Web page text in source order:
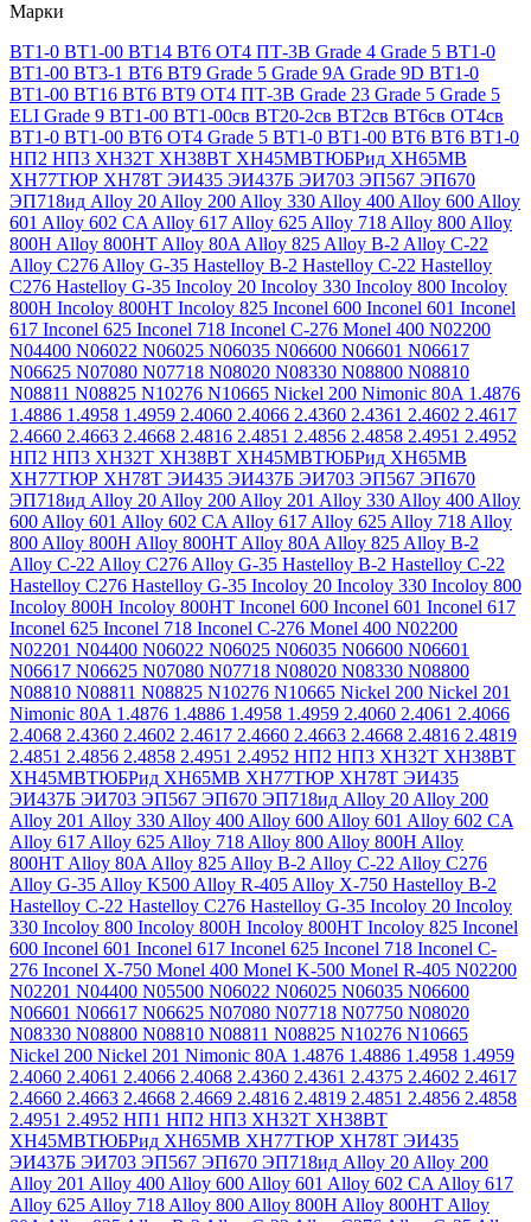
Марки
ВТ1-0 ВТ1-00 ВТ14 ВТ6 ОТ4 ПТ-3В Grade 4 Grade 5 ВТ1-0
ВТ1-00 ВТ3-1 ВТ6 ВТ9 Grade 5 Grade 9A Grade 9D ВТ1-0
ВТ1-00 ВТ16 ВТ6 ВТ9 ОТ4 ПТ-3В Grade 23 Grade 5 Grade 5
ELI Grade 9 ВТ1-00 ВТ1-00св ВТ20-2св ВТ2св ВТ6св ОТ4св
ВТ1-0 ВТ1-00 ВТ6 ОТ4 Grade 5 ВТ1-0 ВТ1-00 ВТ6 ВТ6 ВТ1-0
НП2 НП3 ХН32Т ХН38ВТ ХН45МВТЮБРид ХН65МВ
ХН77ТЮР ХН78Т ЭИ435 ЭИ437Б ЭИ703 ЭП567 ЭП670
ЭП718ид Alloy 20 Alloy 200 Alloy 330 Alloy 400 Alloy 600 Alloy
601 Alloy 602 CA Alloy 617 Alloy 625 Alloy 718 Alloy 800 Alloy
800H Alloy 800HT Alloy 80A Alloy 825 Alloy B-2 Alloy C-22
Alloy C276 Alloy G-35 Hastelloy B-2 Hastelloy C-22 Hastelloy
C276 Hastelloy G-35 Incoloy 20 Incoloy 330 Incoloy 800 Incoloy
800H Incoloy 800HT Incoloy 825 Inconel 600 Inconel 601 Inconel
617 Inconel 625 Inconel 718 Inconel C-276 Monel 400 N02200
N04400 N06022 N06025 N06035 N06600 N06601 N06617
N06625 N07080 N07718 N08020 N08330 N08800 N08810
N08811 N08825 N10276 N10665 Nickel 200 Nimonic 80A 1.4876
1.4886 1.4958 1.4959 2.4060 2.4066 2.4360 2.4361 2.4602 2.4617
2.4660 2.4663 2.4668 2.4816 2.4851 2.4856 2.4858 2.4951 2.4952
НП2 НП3 ХН32Т ХН38ВТ ХН45МВТЮБРид ХН65МВ
ХН77ТЮР ХН78Т ЭИ435 ЭИ437Б ЭИ703 ЭП567 ЭП670
ЭП718ид Alloy 20 Alloy 200 Alloy 201 Alloy 330 Alloy 400 Alloy
600 Alloy 601 Alloy 602 CA Alloy 617 Alloy 625 Alloy 718 Alloy
800 Alloy 800H Alloy 800HT Alloy 80A Alloy 825 Alloy B-2
Alloy C-22 Alloy C276 Alloy G-35 Hastelloy B-2 Hastelloy C-22
Hastelloy C276 Hastelloy G-35 Incoloy 20 Incoloy 330 Incoloy 800
Incoloy 800H Incoloy 800HT Inconel 600 Inconel 601 Inconel 617
Inconel 625 Inconel 718 Inconel C-276 Monel 400 N02200
N02201 N04400 N06022 N06025 N06035 N06600 N06601
N06617 N06625 N07080 N07718 N08020 N08330 N08800
N08810 N08811 N08825 N10276 N10665 Nickel 200 Nickel 201
Nimonic 80A 1.4876 1.4886 1.4958 1.4959 2.4060 2.4061 2.4066
2.4068 2.4360 2.4602 2.4617 2.4660 2.4663 2.4668 2.4816 2.4819
2.4851 2.4856 2.4858 2.4951 2.4952 НП2 НП3 ХН32Т ХН38ВТ
ХН45МВТЮБРид ХН65МВ ХН77ТЮР ХН78Т ЭИ435
ЭИ437Б ЭИ703 ЭП567 ЭП670 ЭП718ид Alloy 20 Alloy 200
Alloy 201 Alloy 330 Alloy 400 Alloy 600 Alloy 601 Alloy 602 CA
Alloy 617 Alloy 625 Alloy 718 Alloy 800 Alloy 800H Alloy
800HT Alloy 80A Alloy 825 Alloy B-2 Alloy C-22 Alloy C276
Alloy G-35 Alloy K500 Alloy R-405 Alloy X-750 Hastelloy B-2
Hastelloy C-22 Hastelloy C276 Hastelloy G-35 Incoloy 20 Incoloy
330 Incoloy 800 Incoloy 800H Incoloy 800HT Incoloy 825 Inconel
600 Inconel 601 Inconel 617 Inconel 625 Inconel 718 Inconel C-
276 Inconel X-750 Monel 400 Monel K-500 Monel R-405 N02200
N02201 N04400 N05500 N06022 N06025 N06035 N06600
N06601 N06617 N06625 N07080 N07718 N07750 N08020
N08330 N08800 N08810 N08811 N08825 N10276 N10665
Nickel 200 Nickel 201 Nimonic 80A 1.4876 1.4886 1.4958 1.4959
2.4060 2.4061 2.4066 2.4068 2.4360 2.4361 2.4375 2.4602 2.4617
2.4660 2.4663 2.4668 2.4669 2.4816 2.4819 2.4851 2.4856 2.4858
2.4951 2.4952 НП1 НП2 НП3 ХН32Т ХН38ВТ
ХН45МВТЮБРид ХН65МВ ХН77ТЮР ХН78Т ЭИ435
ЭИ437Б ЭИ703 ЭП567 ЭП670 ЭП718ид Alloy 20 Alloy 200
Alloy 201 Alloy 400 Alloy 600 Alloy 601 Alloy 602 CA Alloy 617
Alloy 625 Alloy 718 Alloy 800 Alloy 800H Alloy 800HT Alloy